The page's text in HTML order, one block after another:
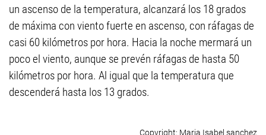
un ascenso de la temperatura, alcanzará los 18 grados
de máxima con viento fuerte en ascenso, con ráfagas de
casi 60 kilómetros por hora. Hacia la noche mermará un
poco el viento, aunque se prevén ráfagas de hasta 50
kilómetros por hora. Al igual que la temperatura que
descenderá hasta los 13 grados.
Maria Isabel sanchez